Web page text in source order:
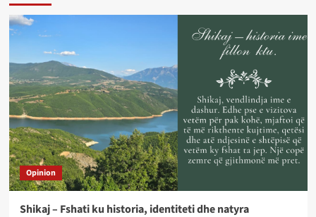
Opinion
Shikaj – Fshati ku historia, identiteti dhe natyra